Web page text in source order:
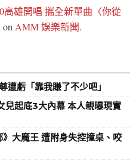
高雄開唱 攜全新單曲〈你從
on AMM 娛樂新聞.
遭虧「靠我賺了不少吧」
兒起底3大內幕 本人親曝現實
大魔王 遭附身失控撞桌、咬